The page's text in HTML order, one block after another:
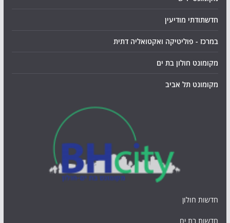
חדשתודתי מודיעין
במרכז - פוליטיקה ואקטואליה דתית
מקומונט חולון בת ים
מקומונט תל אביב
חדשות חולון
חדשות בת ים